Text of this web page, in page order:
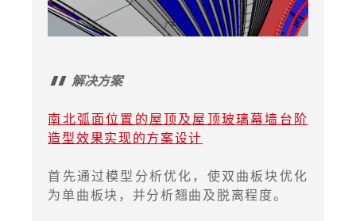
解决方案
南北弧面位置的屋顶及屋顶玻璃幕墙台阶
造型效果实现的方案设计
首先通过模型分析优化，使双曲板块优化
为单曲板块，并分析翘曲及脱离程度。